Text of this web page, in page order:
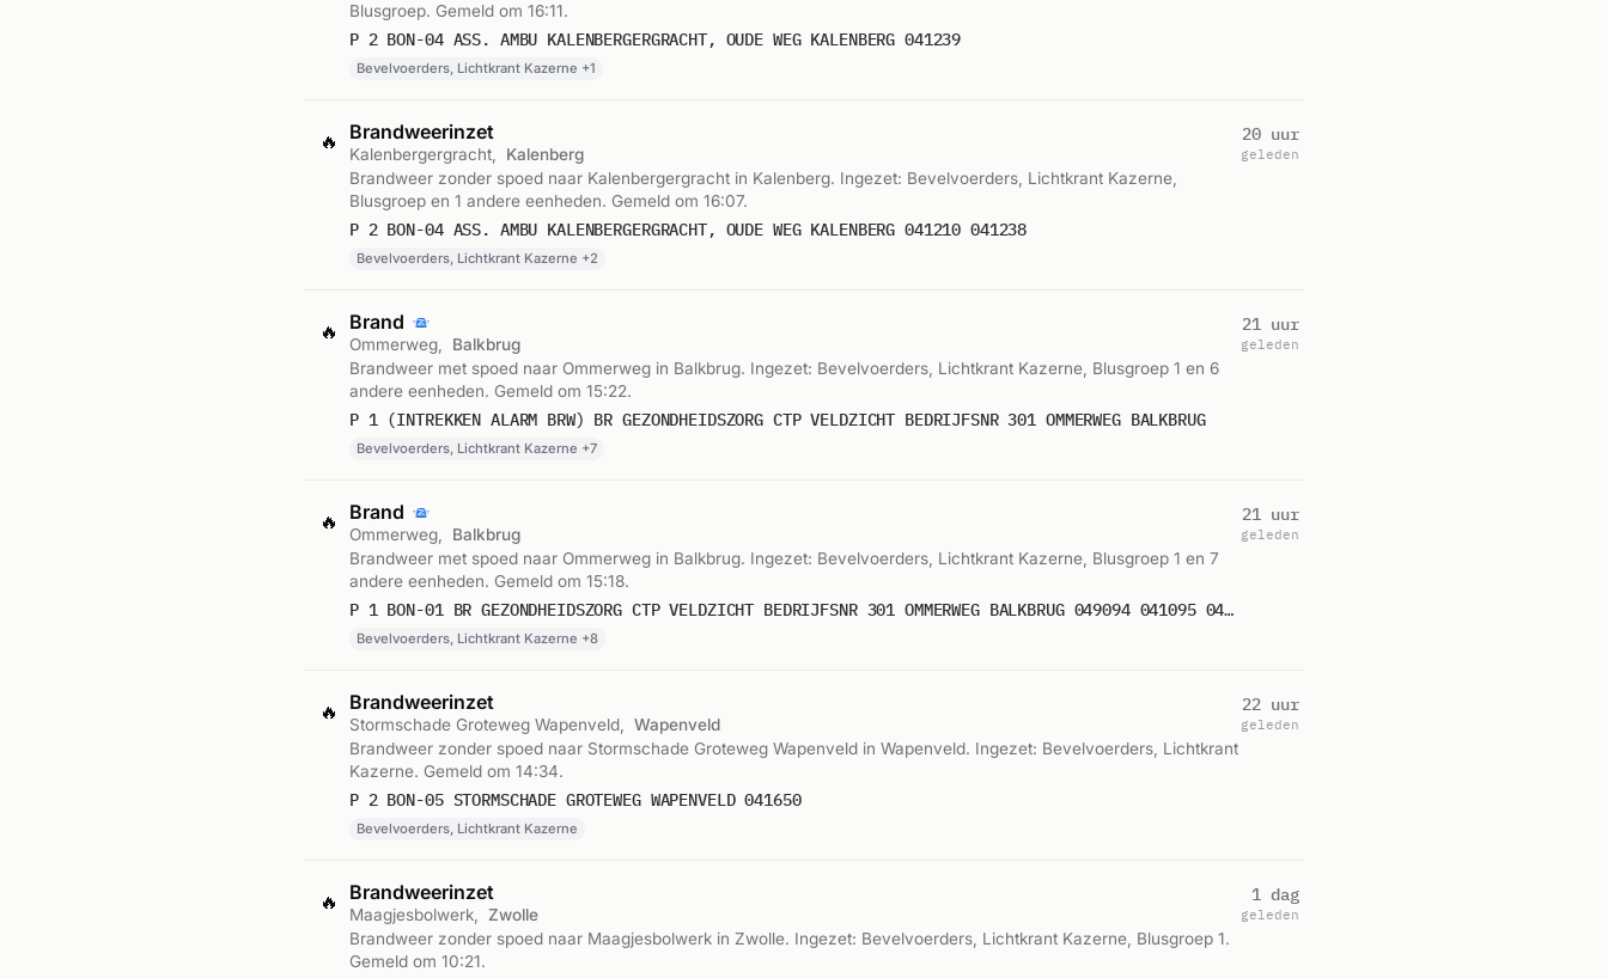
Blusgroep. Gemeld om 16:11.
P 2 BON-04 ASS. AMBU KALENBERGERGRACHT, OUDE WEG KALENBERG 041239
Bevelvoerders, Lichtkrant Kazerne +1
🔥 Brandweerinzet
Kalenbergergracht,
Kalenberg
Brandweer zonder spoed naar Kalenbergergracht in Kalenberg. Ingezet: Bevelvoerders, Lichtkrant Kazerne,
Blusgroep en 1 andere eenheden. Gemeld om 16:07.
P 2 BON-04 ASS. AMBU KALENBERGERGRACHT, OUDE WEG KALENBERG 041210 041238
Bevelvoerders, Lichtkrant Kazerne +2
20 uur
geleden
🔥 Brand
Ommerweg,
Balkbrug
Brandweer met spoed naar Ommerweg in Balkbrug. Ingezet: Bevelvoerders, Lichtkrant Kazerne, Blusgroep 1 en 6
andere eenheden. Gemeld om 15:22.
P 1 (INTREKKEN ALARM BRW) BR GEZONDHEIDSZORG CTP VELDZICHT BEDRIJFSNR 301 OMMERWEG BALKBRUG
Bevelvoerders, Lichtkrant Kazerne +7
21 uur
geleden
🔥 Brand
Ommerweg,
Balkbrug
Brandweer met spoed naar Ommerweg in Balkbrug. Ingezet: Bevelvoerders, Lichtkrant Kazerne, Blusgroep 1 en 7
andere eenheden. Gemeld om 15:18.
P 1 BON-01 BR GEZONDHEIDSZORG CTP VELDZICHT BEDRIJFSNR 301 OMMERWEG BALKBRUG 049094 041095 042260 042335 042336
Bevelvoerders, Lichtkrant Kazerne +8
21 uur
geleden
🔥 Brandweerinzet
Stormschade Groteweg Wapenveld, Wapenveld
Brandweer zonder spoed naar Stormschade Groteweg Wapenveld in Wapenveld. Ingezet: Bevelvoerders, Lichtkrant
Kazerne. Gemeld om 14:34.
P 2 BON-05 STORMSCHADE GROTEWEG WAPENVELD 041650
Bevelvoerders, Lichtkrant Kazerne
22 uur
geleden
🔥 Brandweerinzet
Maagjesbolwerk, Zwolle
Brandweer zonder spoed naar Maagjesbolwerk in Zwolle. Ingezet: Bevelvoerders, Lichtkrant Kazerne, Blusgroep 1.
Gemeld om 10:21.
1 dag
geleden